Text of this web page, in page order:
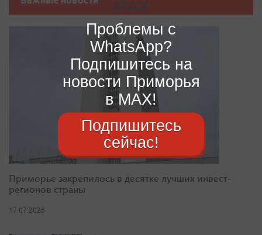
Приморье закрепилось в десятке лучших инвест-
регионов страны
17.07.2026
Проблемы с
WhatsApp?
Подпишитесь на
новости Приморья
в MAX!
Подпишитесь
сейчас!